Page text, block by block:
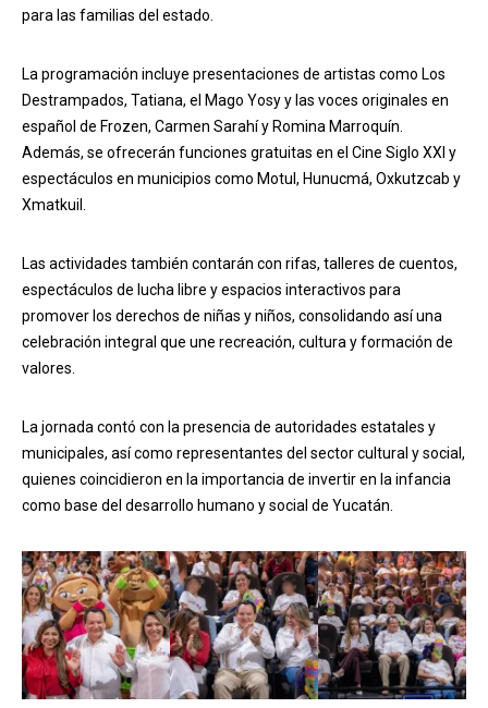
para las familias del estado.
La programación incluye presentaciones de artistas como Los
Destrampados, Tatiana, el Mago Yosy y las voces originales en
español de Frozen, Carmen Sarahí y Romina Marroquín.
Además, se ofrecerán funciones gratuitas en el Cine Siglo XXI y
espectáculos en municipios como Motul, Hunucmá, Oxkutzcab y
Xmatkuil.
Las actividades también contarán con rifas, talleres de cuentos,
espectáculos de lucha libre y espacios interactivos para
promover los derechos de niñas y niños, consolidando así una
celebración integral que une recreación, cultura y formación de
valores.
La jornada contó con la presencia de autoridades estatales y
municipales, así como representantes del sector cultural y social,
quienes coincidieron en la importancia de invertir en la infancia
como base del desarrollo humano y social de Yucatán.